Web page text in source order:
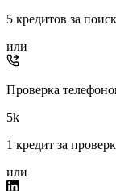
5 кредитов за
или
Проверка
5k
1 кредит за
или